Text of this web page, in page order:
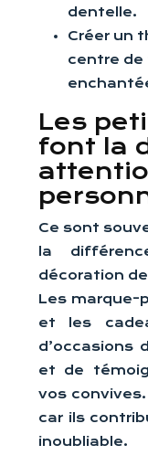
dentelle.
Créer un
centre de
Les
font la
Ce sont
la
décoration
Les marque-
et les
d’occasions
et de
vos
car ils
inoubliable.